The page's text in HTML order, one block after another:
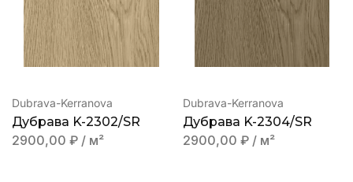
Dubrava-Kerranova
Дубрава K-2302/SR
2900,00 ₽ / м²
Dubrava-Kerranova
Дубрава K-2304/SR
2900,00 ₽ / м²